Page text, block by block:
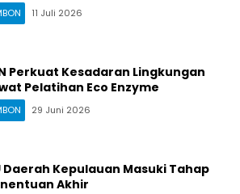
11 Juli 2026
Perkuat Kesadaran Lingkungan
Pelatihan Eco Enzyme
29 Juni 2026
Daerah Kepulauan Masuki Tahap
Akhir